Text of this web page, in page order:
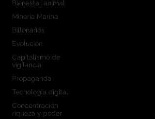
Bienestar animal
Minería Marina
Billonarios
Evolución
Capitalismo de
vigilancia
Propaganda
Tecnología digital
Concentración
riqueza y poder